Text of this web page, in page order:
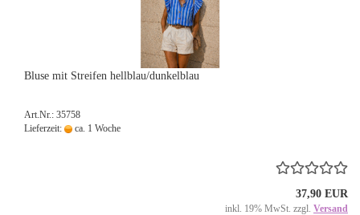
Bluse mit Streifen hellblau/dunkelblau
Art.Nr.: 35758
Lieferzeit:
ca. 1 Woche
37,90 EUR
inkl. 19% MwSt. zzgl. Versand